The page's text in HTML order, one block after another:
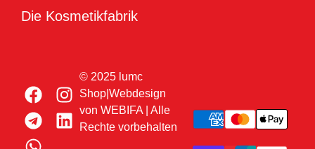
Die Kosmetikfabrik
© 2025 lumc
Shop|Webdesign
von WEBIFA| Alle
Rechte vorbehalten